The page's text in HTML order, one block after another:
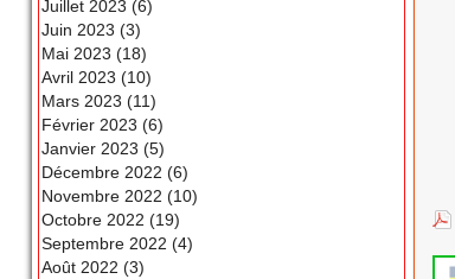
Juillet 2023 (6)
Juin 2023 (3)
Mai 2023 (18)
Avril 2023 (10)
Mars 2023 (11)
Février 2023 (6)
Janvier 2023 (5)
Décembre 2022 (6)
Novembre 2022 (10)
Octobre 2022 (19)
Septembre 2022 (4)
Août 2022 (3)